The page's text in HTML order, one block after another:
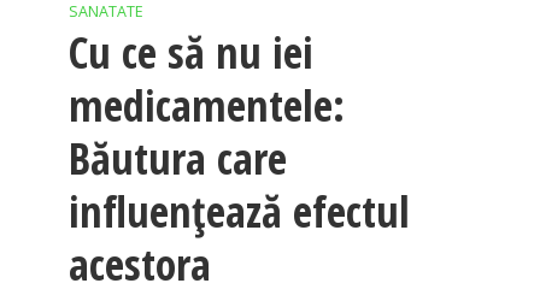
SANATATE
Cu ce să nu iei
medicamentele:
Băutura care
influențează efectul
acestora